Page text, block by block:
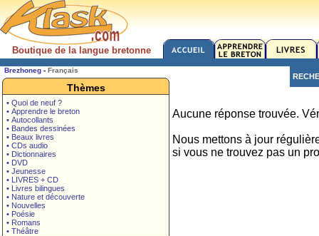
Boutique de la langue bretonne
Brezhoneg - Français
Thèmes
• Quoi de neuf ?
• Apprendre le breton
• Autocollants
• Bandes dessinées
• Beaux livres
• CDs audio
• Dictionnaires
• DVD
• Jeunesse
• LIVRES + CD
• Livres bilingues
• Nature et découverte
• Nouvelles
• Poésie
• Romans
• Théâtre
Aucune réponse trouvée.
Nous mettons à jour
si vous ne trouvez pas un